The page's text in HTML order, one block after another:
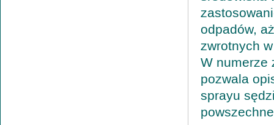
odpadów,
zwrotnych
W numerze
pozwala
sprayu